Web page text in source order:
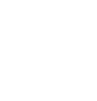
Саяногорск